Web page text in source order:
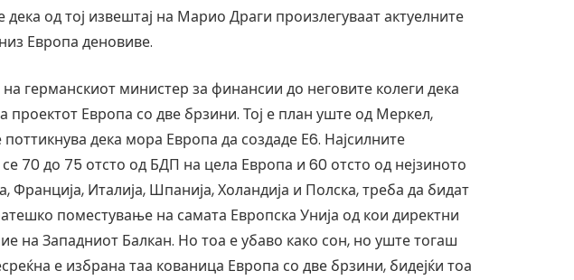
од тој извештај на Марио Драги произлегуваат актуелните
Европа деновиве.
германскиот министер за финансии до неговите колеги дека
проектот Европа со две брзини. Тој е план уште од Меркел,
дека мора Европа да создаде Е6. Најсилните
70 до 75 отсто од БДП на цела Европа и 60 отсто од нејзиното
Франција, Италија, Шпанија, Холандија и Полска, треба да бидат
поместување на самата Европска Унија од кои директни
на Западниот Балкан. Но тоа е убаво како сон, но уште тогаш
е избрана таа кованица Европа со две брзини, бидејќи тоа